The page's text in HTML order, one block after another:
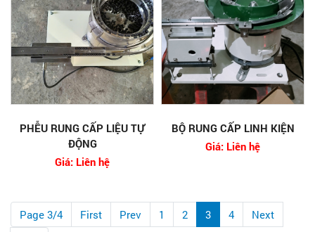
PHỄU RUNG CẤP LIỆU TỰ
ĐỘNG
Giá: Liên hệ
BỘ RUNG CẤP LINH KIỆN
Giá: Liên hệ
Page 3/4 First Prev 1 2 3 4
Next